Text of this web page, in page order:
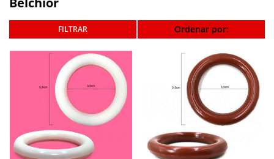
Ordenar por: